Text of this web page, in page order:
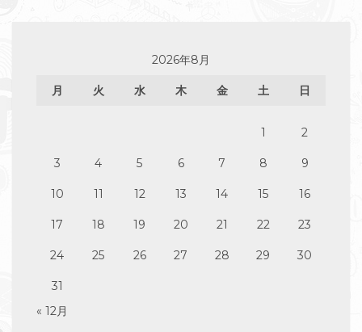
2026年8月
月 火 水 木 金 土 日
1 2
3 4 5 6 7 8 9
10 11 12 13 14 15 16
17 18 19 20 21 22 23
24 25 26 27 28 29 30
31
« 12月